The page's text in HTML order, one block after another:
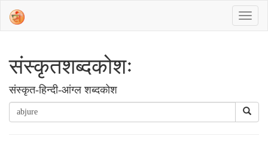
संस्‍कृतशब्‍दकोशः
संस्‍कृत-हिन्दी-आंग्ल शब्दकोश